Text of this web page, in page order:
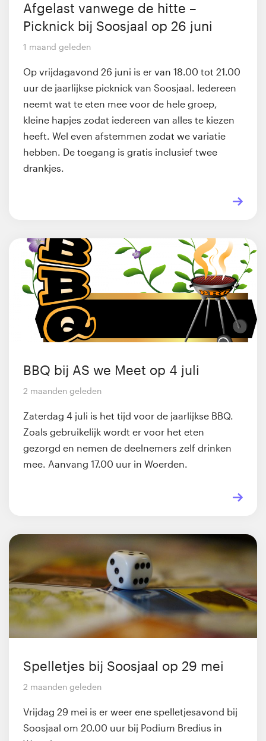
Afgelast vanwege de hitte –
Picknick bij Soosjaal op 26 juni
1 maand geleden
Op vrijdagavond 26 juni is er van 18.00 tot 21.00
uur de jaarlijkse picknick van Soosjaal. Iedereen
neemt wat te eten mee voor de hele groep,
kleine hapjes zodat iedereen van alles te kiezen
heeft. Wel even afstemmen zodat we variatie
hebben. De toegang is gratis inclusief twee
drankjes.
BBQ bij AS we Meet op 4 juli
2 maanden geleden
Zaterdag 4 juli is het tijd voor de jaarlijkse BBQ.
Zoals gebruikelijk wordt er voor het eten
gezorgd en nemen de deelnemers zelf drinken
mee. Aanvang 17.00 uur in Woerden.
Spelletjes bij Soosjaal op 29 mei
2 maanden geleden
Vrijdag 29 mei is er weer ene spelletjesavond bij
Soosjaal om 20.00 uur bij Podium Bredius in